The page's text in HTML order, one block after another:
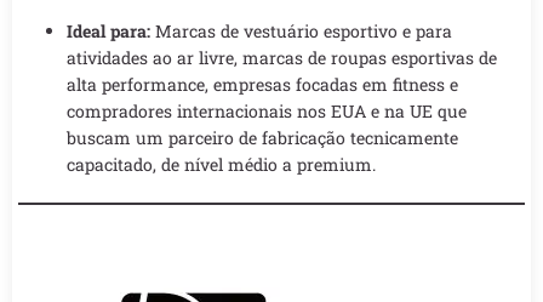
Ideal para: Marcas de vestuário esportivo e para
atividades ao ar livre, marcas de roupas esportivas de
alta performance, empresas focadas em fitness e
compradores internacionais nos EUA e na UE que
buscam um parceiro de fabricação tecnicamente
capacitado, de nível médio a premium.